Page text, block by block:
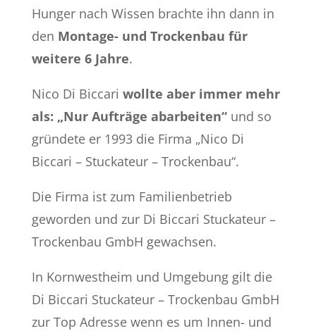
Hunger nach Wissen brachte ihn dann in
den Montage- und Trockenbau für
weitere 6 Jahre.
Nico Di Biccari wollte aber immer mehr
als: „Nur Aufträge abarbeiten“und so
gründete er 1993 die Firma „Nico Di
Biccari – Stuckateur – Trockenbau“.
Die Firma ist zum Familienbetrieb
geworden und zur Di Biccari Stuckateur –
Trockenbau GmbH gewachsen.
In Kornwestheim und Umgebung gilt die
Di Biccari Stuckateur – Trockenbau GmbH
zur Top Adresse wenn es um Innen- und